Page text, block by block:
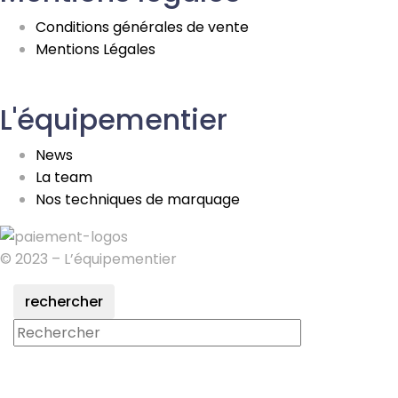
Conditions générales de vente
Mentions Légales
L'équipementier
News
La team
Nos techniques de marquage
© 2023 – L’équipementier
rechercher